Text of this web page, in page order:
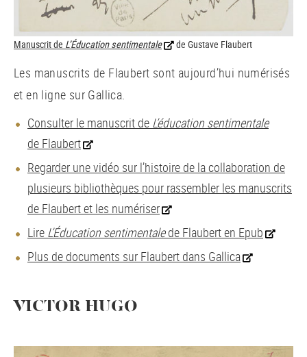
Manuscrit de L’Éducation sentimentale de Gustave Flaubert
Les manuscrits de Flaubert sont aujourd’hui numérisés
et en ligne sur Gallica.
Consulter le manuscrit de L’éducation sentimentale
de Flaubert
Regarder une vidéo sur l’histoire de la collaboration de
plusieurs bibliothèques pour rassembler les manuscrits
de Flaubert et les numériser
Lire L’Éducation sentimentalede Flaubert en Epub
Plus de documents sur Flaubert dans Gallica
VICTOR HUGO